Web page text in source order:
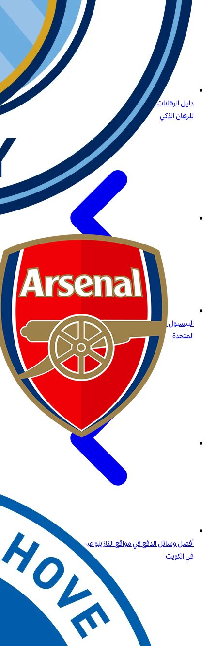
دليل الرهانات على البيسبول: الاستراتيجيات، أنواع الرهانات، والرؤى
للرهان الذكي
البيسبول للجميع: ما تحتاج إلى معرفته عن الرياضة الأولى في الولايات
المتحدة
أفضل وسائل الدفع في مواقع الكازينو عبر الإنترنت لإجراء سحب سريع
في الكويت